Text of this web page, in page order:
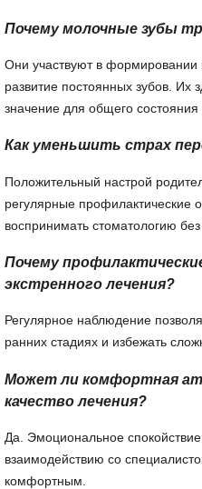
Почему молочные зубы
Они участвуют в формировании
развитие постоянных зубов. Их
значение для общего состояния
Как уменьшить страх
Положительный настрой
регулярные профилактические
воспринимать стоматологию без
Почему
экстренного лечения?
Регулярное наблюдение
ранних стадиях и избежать
Может ли комфортная
качество лечения?
Да. Эмоциональное
взаимодействию со
комфортным.